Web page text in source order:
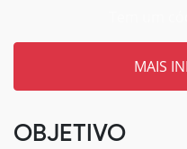
OBJETIVO